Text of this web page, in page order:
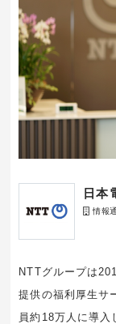
日本
情報
NTTグループは
提供の福利厚生サ
員約18万人に導入